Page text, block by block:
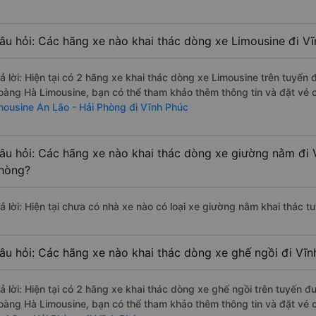
hỏi: Các hãng xe nào khai thác dòng xe Limousine đi
lời: Hiện tại có 2 hãng xe khai thác dòng xe Limousine trên tuyến
Hà Limousine, bạn có thể tham khảo thêm thông tin và đặt vé
An Lão - Hải Phòng đi Vĩnh Phúc
hỏi: Các hãng xe nào khai thác dòng xe giường nằm đi
lời: Hiện tại chưa có nhà xe nào có loại xe giường nằm khai thác
hỏi: Các hãng xe nào khai thác dòng xe ghế ngồi đi
lời: Hiện tại có 2 hãng xe khai thác dòng xe ghế ngồi trên tuyến
Hà Limousine, bạn có thể tham khảo thêm thông tin và đặt vé